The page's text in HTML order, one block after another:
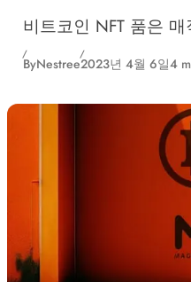
비트코인 NFT 품은
ByNestree2023년 4월 6일4